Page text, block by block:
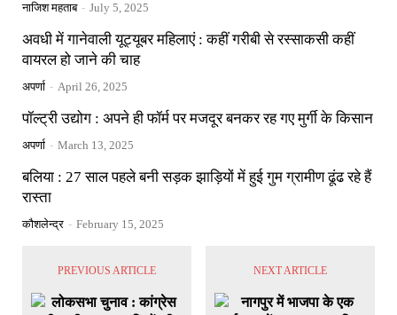
नाजिश महताब - July 5, 2025
अवधी में गानेवाली यूट्यूबर महिलाएं : कहीं गरीबी से रस्साकसी कहीं
वायरल हो जाने की चाह
अपर्णा - April 26, 2025
पॉल्ट्री उद्योग : अपने ही फॉर्म पर मजदूर बनकर रह गए मुर्गी के किसान
अपर्णा - March 13, 2025
बलिया : 27 साल पहले बनी सड़क झाड़ियों में हुई गुम ग्रामीण ढूंढ रहे हैं
रास्ता
कौशलेन्द्र - February 15, 2025
PREVIOUS ARTICLE NEXT ARTICLE